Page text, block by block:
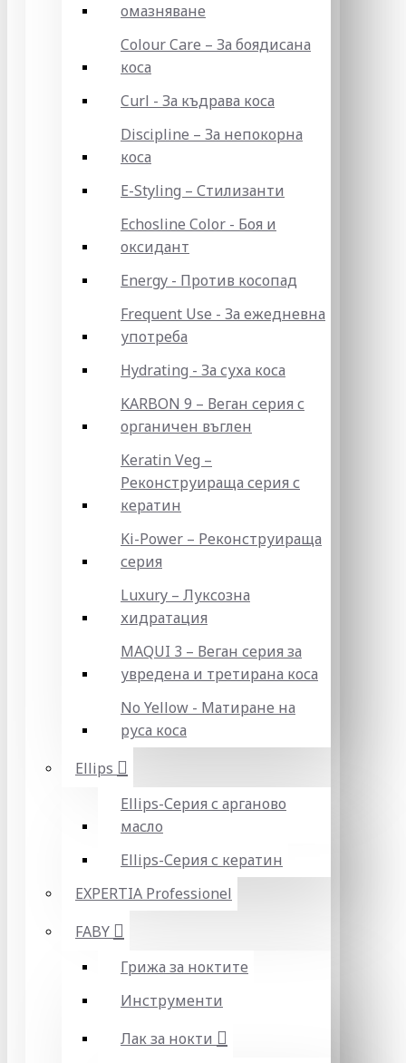
омазняване
Colour Care – За боядисана
коса
Curl - За къдрава коса
Discipline – За непокорна
коса
E-Styling – Стилизанти
Echosline Color - Боя и
оксидант
Energy - Против косопад
Frequent Use - За ежедневна
употреба
Hydrating - За суха коса
KARBON 9 – Веган серия с
органичен въглен
Keratin Veg –
Реконструираща серия с
кератин
Ki-Power – Реконструираща
серия
Luxury – Луксозна
хидратация
MAQUI 3 – Веган серия за
увредена и третирана коса
No Yellow - Матиране на
руса коса
Ellips
Ellips-Серия с арганово
масло
Ellips-Серия с кератин
EXPERTIA Professionel
FABY
Грижа за ноктите
Инструменти
Лак за нокти